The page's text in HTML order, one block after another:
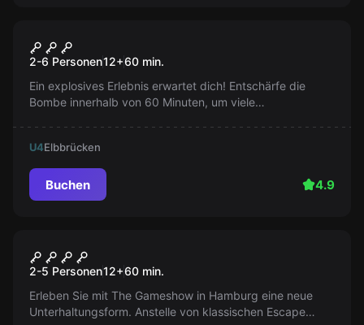
The Bomb
2-6 Personen12+60 min.
Ein explosives Erlebnis erwartet dich! Entschärfe die
Bombe innerhalb von 60 Minuten, um viele
U4Elbbrücken
Buchen 4.9
THE GAMESHOW
2-5 Personen12+60 min.
Erleben Sie mit The Gameshow in Hamburg eine neue
Unterhaltungsform. Anstelle von klassischen Escape